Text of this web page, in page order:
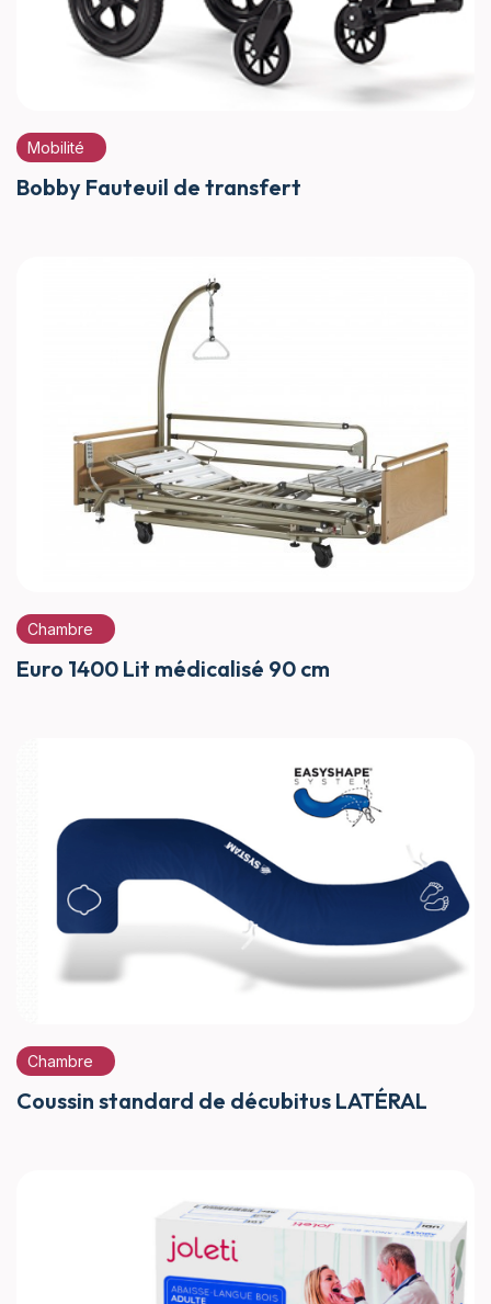
Mobilité
Bobby Fauteuil de transfert
Chambre
Euro 1400 Lit médicalisé 90 cm
Chambre
Coussin standard de décubitus LATÉRAL